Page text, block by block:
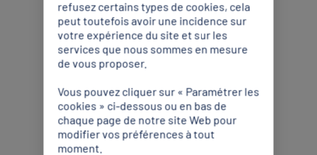
refusez certains types de cookies, cela
peut toutefois avoir une incidence sur
votre expérience du site et sur les
services que nous sommes en mesure
de vous proposer.
Vous pouvez cliquer sur « Paramétrer les
cookies » ci-dessous ou en bas de
chaque page de notre site Web pour
modifier vos préférences à tout
moment.